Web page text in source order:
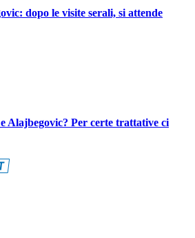
dopo le visite serali, si attende
Alajbegovic? Per certe trattative ci